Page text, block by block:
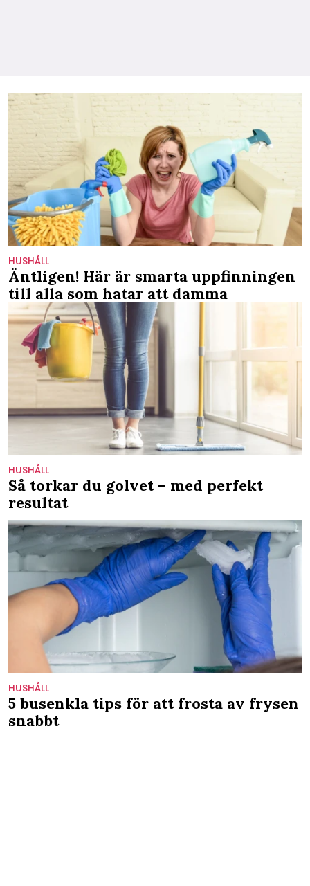
HUSHÅLL
Äntligen! Här är smarta uppfinningen
till alla som hatar att damma
HUSHÅLL
Så torkar du golvet – med perfekt
resultat
HUSHÅLL
5 busenkla tips för att frosta av frysen
snabbt